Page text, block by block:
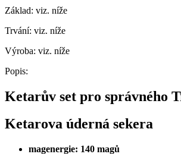
Základ: viz. níže
Trvání: viz. níže
Výroba: viz. níže
Popis:
Ketarův set pro správného
Ketarova úderná sekera
magenergie: 140 magů